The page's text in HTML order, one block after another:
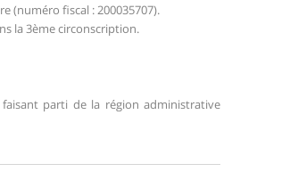
(numéro fiscal : 200035707).
la 3ème circonscription.
faisant parti de la région administrative